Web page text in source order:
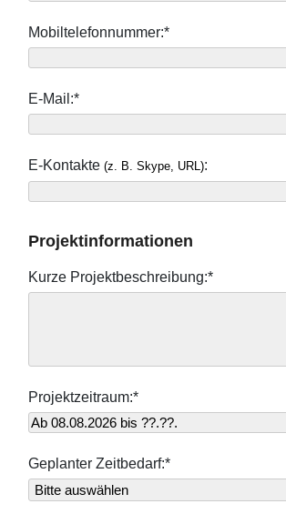
Mobiltelefonnummer:*
E-Mail:*
E-Kontakte (z. B. Skype, URL):
Projektinformationen
Kurze Projektbeschreibung:*
Projektzeitraum:*
Geplanter Zeitbedarf:*